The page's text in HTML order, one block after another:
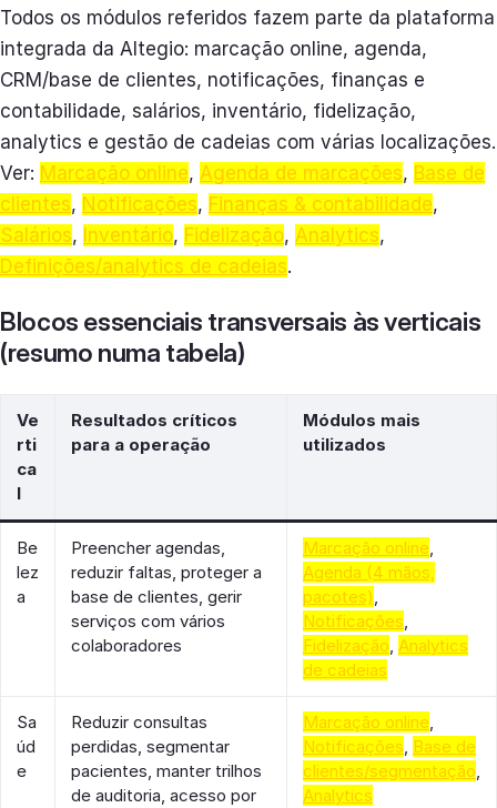
Todos os módulos referidos fazem parte da plataforma
integrada da Altegio: marcação online, agenda,
CRM/base de clientes, notificações, finanças e
contabilidade, salários, inventário, fidelização,
analytics e gestão de cadeias com várias localizações.
Ver: Marcação online, Agenda de marcações, Base de
clientes, Notificações, Finanças & contabilidade,
Salários, Inventário, Fidelização, Analytics,
Definições/analytics de cadeias.
Blocos essenciais transversais às verticais
(resumo numa tabela)
Ve
rti
ca
l
Resultados críticos
para a operação
Módulos mais
utilizados
Be
lez
a
Preencher agendas,
reduzir faltas, proteger a
base de clientes, gerir
serviços com vários
colaboradores
Marcação online,
Agenda (4 mãos,
pacotes),
Notificações,
Fidelização, Analytics
de cadeias
Sa
úd
e
Reduzir consultas
perdidas, segmentar
pacientes, manter trilhos
de auditoria, acesso por
Marcação online,
Notificações, Base de
clientes/segmentação,
Analytics